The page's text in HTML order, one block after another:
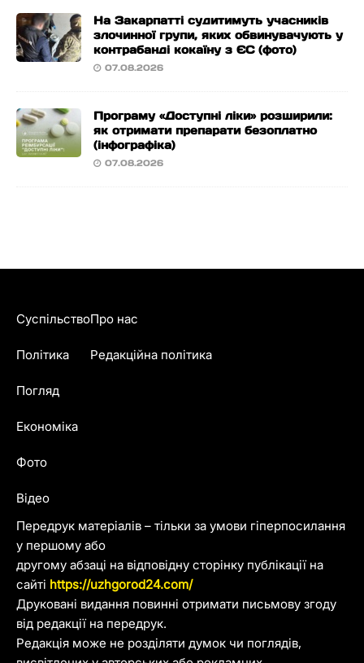
На Закарпатті судитимуть учасників
злочинної групи, яких обвинувачують у
контрабанді кокаїну з ЄС (фото)
07.08.2026
Програму «Доступні ліки» розширили:
як отримати препарати безоплатно
(інфографіка)
07.08.2026
Передрук матеріалів – тільки за умови гіперпосилання
у першому або
другому абзаці на відповідну сторінку публікації на
сайті https://uzhgorod24.com/
Друковані видання повинні отримати письмову згоду
від редакції на передрук.
Редакція може не розділяти думок чи поглядів,
Суспільство
Політика
Погляд
Економіка
Фото
Відео
Про нас
Редакційна політика